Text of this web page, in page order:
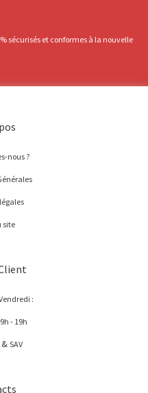
sécurisés et conformes à la nouvelle
nous ?
site
:
- 19h
& SAV